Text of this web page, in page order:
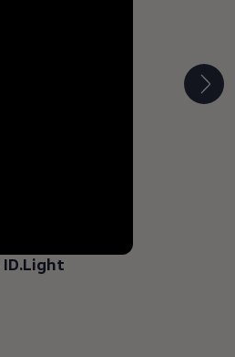
ID.Light